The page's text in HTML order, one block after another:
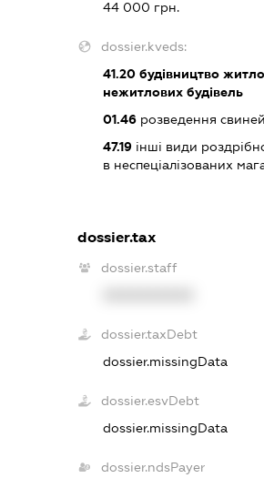
44 000 грн.
dossier.kveds:
41.20будівництво
нежитлових будівель
01.46розведення свиней
47.19інші види
в неспеціалізованих
dossier.tax
dossier.staff
dossier.taxDebt
dossier.missingData
dossier.esvDebt
dossier.missingData
dossier.ndsPayer